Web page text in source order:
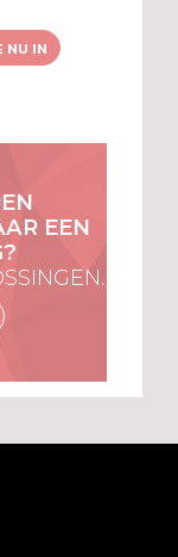
NU IN
EEN